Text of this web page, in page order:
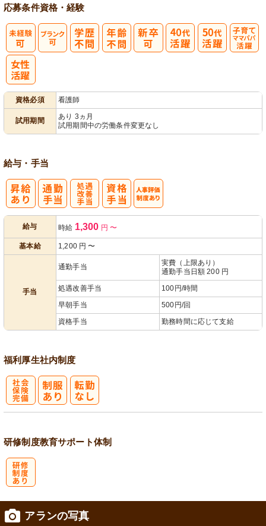
応募条件資格・経験
資格必須 看護師
試用期間
あり 3ヵ月
試用期間中の労働条件変更なし
給与・手当
給与 時給 1,300 円 〜
基本給 1,200円〜
手当
通勤手当
実費（上限あり）
通勤手当日額 200 円
処遇改善手当
100円/時間
早朝手当
500円/回
資格手当
勤務時間に応じて支給
福利厚生社内制度
研修制度教育サポート体制
アランの写真